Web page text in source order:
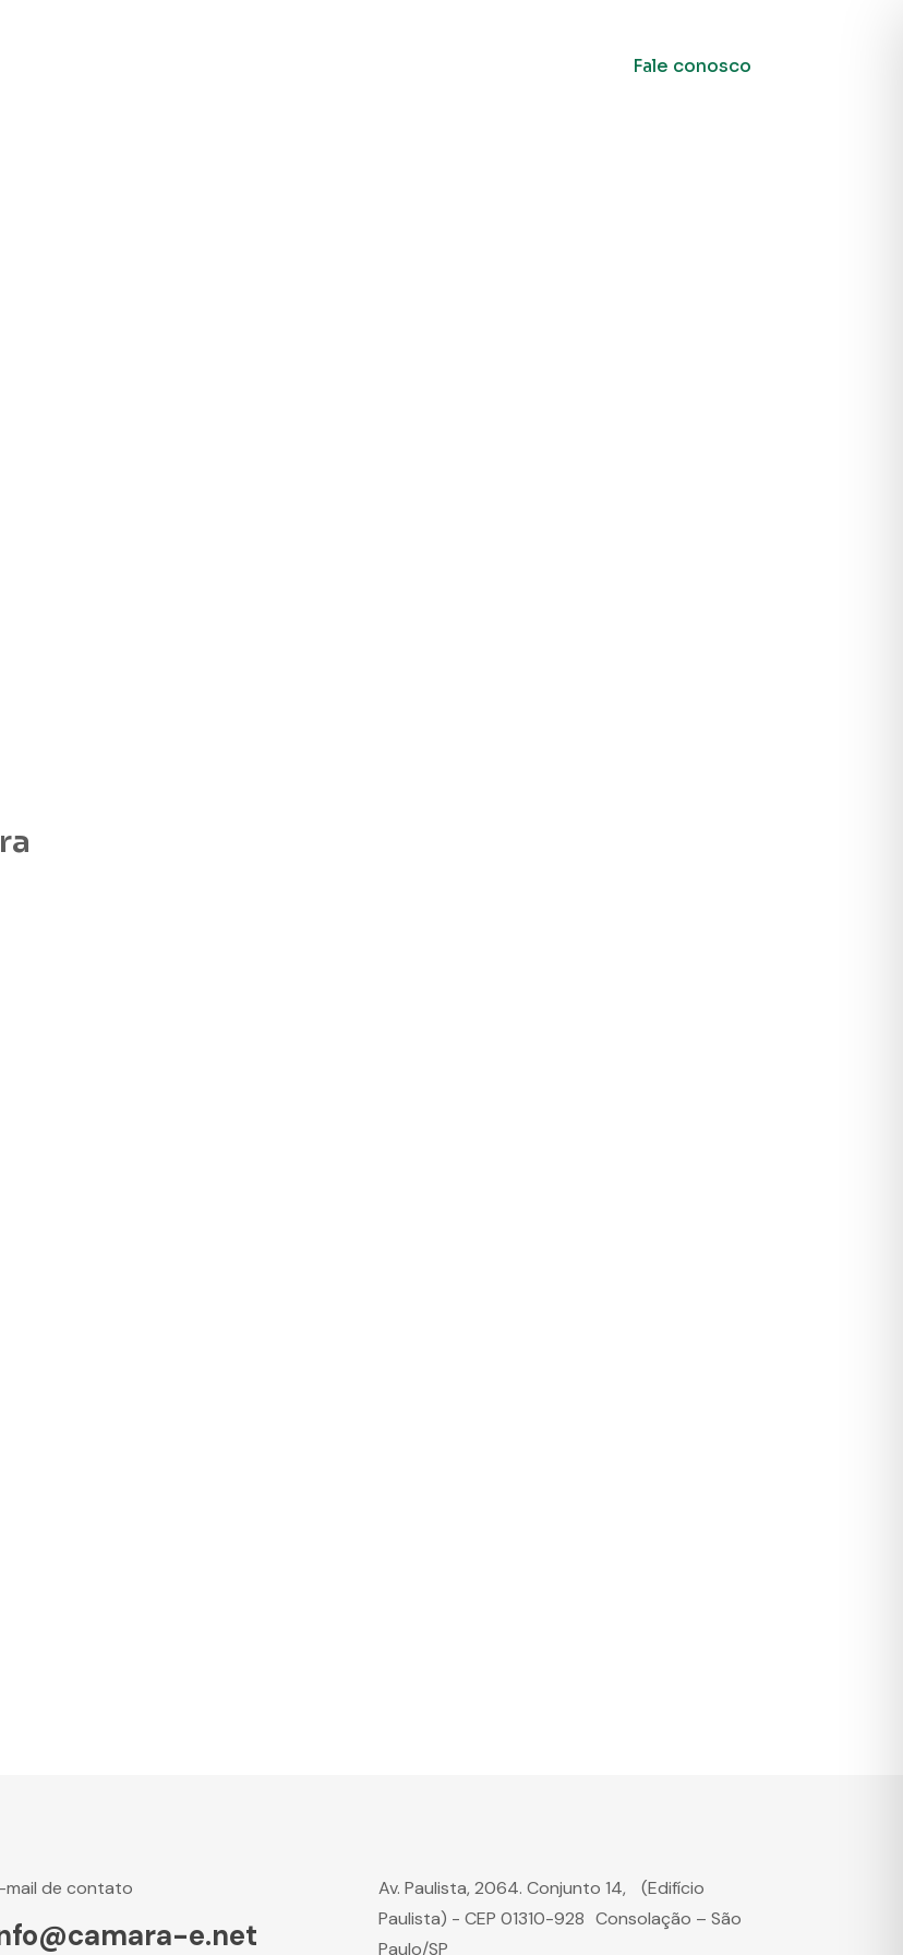
Fale conosco
mail de contato
e.net
Av. Paulista, 2064. Conjunto 14, (Edifício
Paulista) - CEP 01310-928 Consolação – São
Paulo/SP